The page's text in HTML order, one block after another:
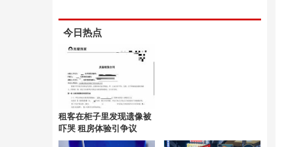
今日热点
租客在柜子里发现遗像被
吓哭 租房体验引争议